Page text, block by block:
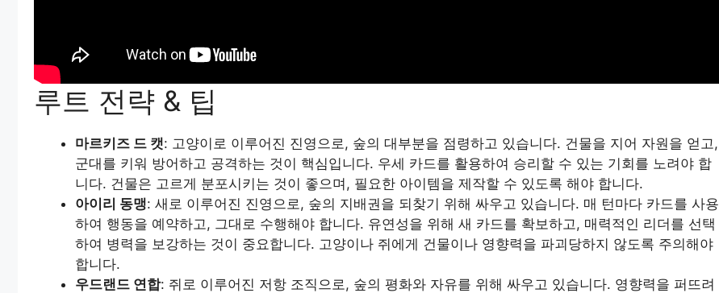
루트 전략 & 팁
마르키즈 드 캣: 고양이로 이루어진 진영으로, 숲의 대부분을 점령하고 있습니다. 건물을 지어 자원을 얻고,
군대를 키워 방어하고 공격하는 것이 핵심입니다. 우세 카드를 활용하여 승리할 수 있는 기회를 노려야 합
니다. 건물은 고르게 분포시키는 것이 좋으며, 필요한 아이템을 제작할 수 있도록 해야 합니다.
아이리 동맹: 새로 이루어진 진영으로, 숲의 지배권을 되찾기 위해 싸우고 있습니다. 매 턴마다 카드를 사용
하여 행동을 예약하고, 그대로 수행해야 합니다. 유연성을 위해 새 카드를 확보하고, 매력적인 리더를 선택
하여 병력을 보강하는 것이 중요합니다. 고양이나 쥐에게 건물이나 영향력을 파괴당하지 않도록 주의해야
합니다.
우드랜드 연합: 쥐로 이루어진 저항 조직으로, 숲의 평화와 자유를 위해 싸우고 있습니다. 영향력을 퍼뜨려